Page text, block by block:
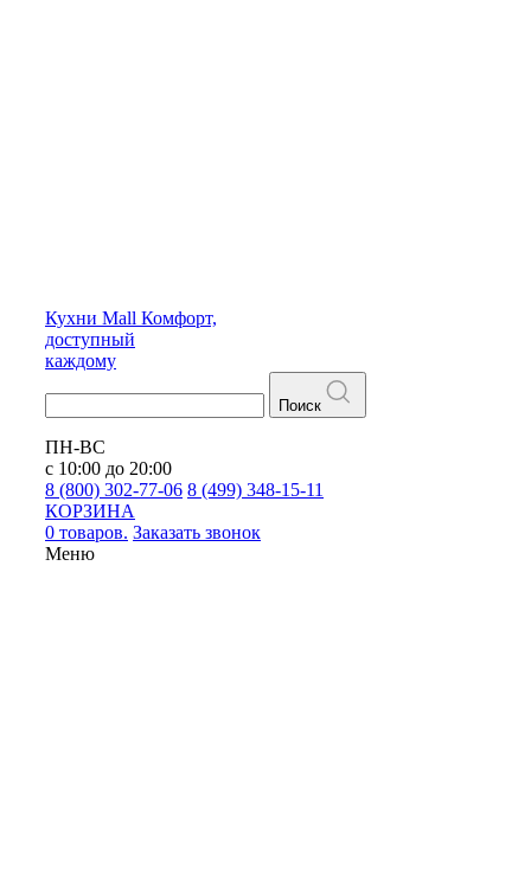
Кухни Mall Комфорт,
доступный
каждому
Поиск
ПН-ВС
с 10:00 до 20:00
8 (800) 302-77-06 8 (499) 348-15-11
КОРЗИНА
0 товаров. Заказать звонок
Меню